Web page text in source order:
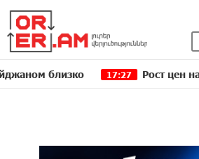
близко 17:27 Рост цен на